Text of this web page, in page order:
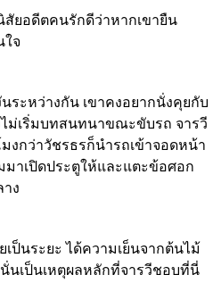
ยอดีตคนรักดีว่าหากเขายืน
ใจ
นระหว่างกัน เขาคงอยากนั่งคุยกับ
ไม่เริ่มบทสนทนาขณะขับรถ จารวี
งกว่าวัชรธรก็นำรถเข้าจอดหน้า
าเปิดประตูให้และแตะข้อศอก
ง
ป็นระยะ ได้ความเย็นจากต้นไม้
เป็นเหตุผลหลักที่จารวีชอบที่นี่